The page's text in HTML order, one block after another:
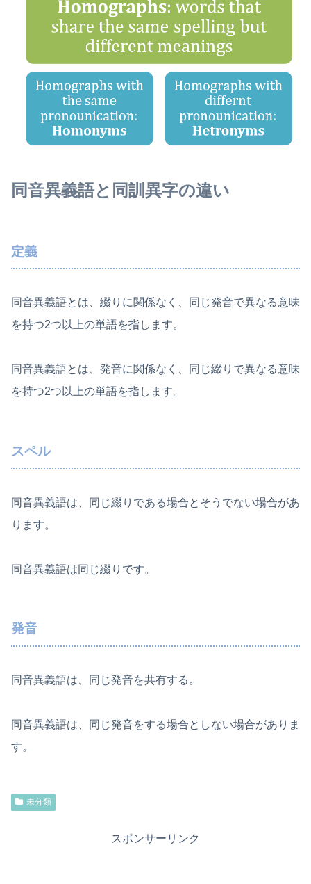
同音異義語と同訓異字の違い
定義
同音異義語とは、綴りに関係なく、同じ発音で異なる意味
を持つ2つ以上の単語を指します。
同音異義語とは、発音に関係なく、同じ綴りで異なる意味
を持つ2つ以上の単語を指します。
スペル
同音異義語は、同じ綴りである場合とそうでない場合があ
ります。
同音異義語は同じ綴りです。
発音
同音異義語は、同じ発音を共有する。
同音異義語は、同じ発音をする場合としない場合がありま
す。
未分類
スポンサーリンク